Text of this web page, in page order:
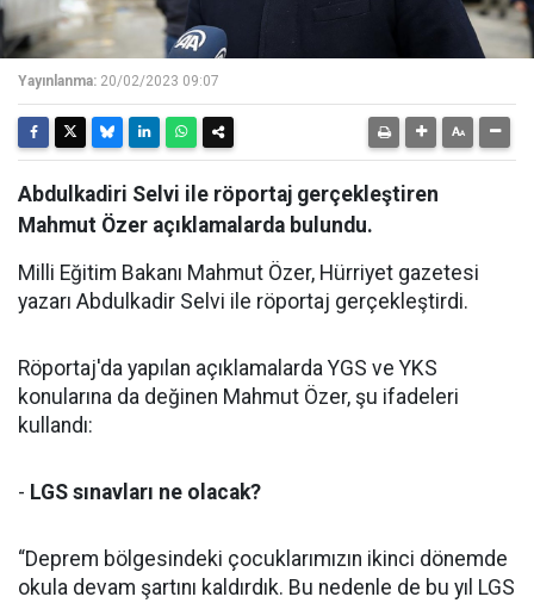
Yayınlanma: 20/02/2023 09:07
Abdulkadiri Selvi ile röportaj gerçekleştiren
Mahmut Özer açıklamalarda bulundu.
Milli Eğitim Bakanı Mahmut Özer, Hürriyet gazetesi
yazarı Abdulkadir Selvi ile röportaj gerçekleştirdi.
Röportaj'da yapılan açıklamalarda YGS ve YKS
konularına da değinen Mahmut Özer, şu ifadeleri
kullandı:
- LGS sınavları ne olacak?
“Deprem bölgesindeki çocuklarımızın ikinci dönemde
okula devam şartını kaldırdık. Bu nedenle de bu yıl LGS